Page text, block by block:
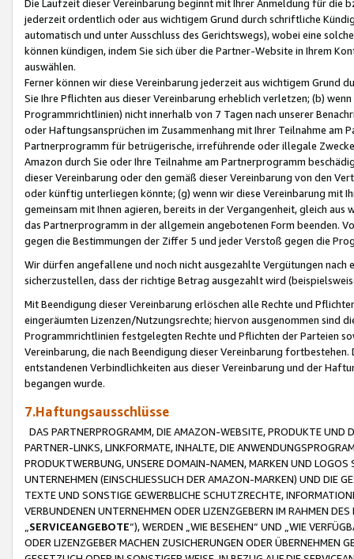
Die Laufzeit dieser Vereinbarung beginnt mit Ihrer Anmeldung für die
jederzeit ordentlich oder aus wichtigem Grund durch schriftliche
automatisch und unter Ausschluss des Gerichtswegs), wobei eine
können kündigen, indem Sie sich über die Partner-Website in Ihrem
auswählen.
Ferner können wir diese Vereinbarung jederzeit aus wichtigem Grund
Sie Ihre Pflichten aus dieser Vereinbarung erheblich verletzen; (b)
Programmrichtlinien) nicht innerhalb von 7 Tagen nach unserer
oder Haftungsansprüchen im Zusammenhang mit Ihrer Teilnahme am
Partnerprogramm für betrügerische, irreführende oder illegale
Amazon durch Sie oder Ihre Teilnahme am Partnerprogramm
dieser Vereinbarung oder den gemäß dieser Vereinbarung von den
oder künftig unterliegen könnte; (g) wenn wir diese Vereinbarung mit
gemeinsam mit Ihnen agieren, bereits in der Vergangenheit, gleich
das Partnerprogramm in der allgemein angebotenen Form beenden.
gegen die Bestimmungen der Ziffer 5 und jeder Verstoß gegen die
Wir dürfen angefallene und noch nicht ausgezahlte Vergütungen
sicherzustellen, dass der richtige Betrag ausgezahlt wird
Mit Beendigung dieser Vereinbarung erlöschen alle Rechte und
eingeräumten Lizenzen/Nutzungsrechte; hiervon ausgenommen sind
Programmrichtlinien festgelegten Rechte und Pflichten der Parteien
Vereinbarung, die nach Beendigung dieser Vereinbarung
entstandenen Verbindlichkeiten aus dieser Vereinbarung und der
begangen wurde.
7.Haftungsausschlüsse
DAS PARTNERPROGRAMM, DIE AMAZON-WEBSITE, PRODUKTE UND
PARTNER-LINKS, LINKFORMATE, INHALTE, DIE
PRODUKTWERBUNG, UNSERE DOMAIN-NAMEN, MARKEN UND
UNTERNEHMEN (EINSCHLIESSLICH DER AMAZON-MARKEN) UND DIE
TEXTE UND SONSTIGE GEWERBLICHE SCHUTZRECHTE,
VERBUNDENEN UNTERNEHMEN ODER LIZENZGEBERN IM RAHMEN
SERVICEANGEBOTE“), WERDEN „WIE BESEHEN“ UND „WIE
ODER LIZENZGEBER MACHEN ZUSICHERUNGEN ODER ÜBERNEHMEN